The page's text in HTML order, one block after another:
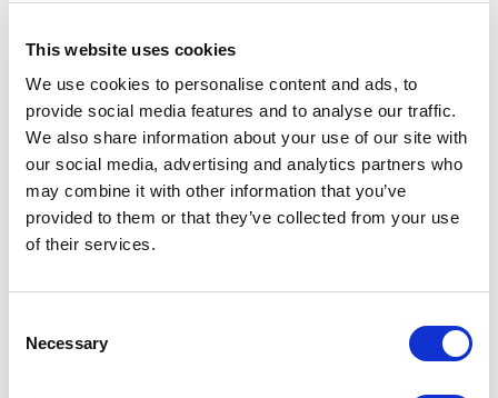
This website uses cookies
We use cookies to personalise content and ads, to
provide social media features and to analyse our traffic.
We also share information about your use of our site with
our social media, advertising and analytics partners who
may combine it with other information that you’ve
provided to them or that they’ve collected from your use
of their services.
Selection
Necessary
-> Voir plus
W-APT1
Tel Aviv
2014
Residential
VILLA GEEF